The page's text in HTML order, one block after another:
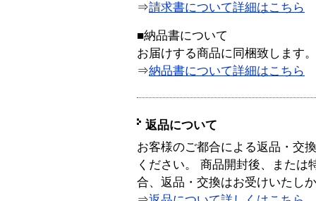
⇒請求書について詳細はこちら
■納品書について
お届けする商品に同梱致します。
⇒納品書について詳細はこちら
返品について
お客様のご都合による返品・交
ください。 商品開封後、または
合、返品・交換はお受けいたし